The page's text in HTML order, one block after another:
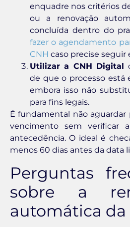
enquadre nos critérios
ou a renovação
concluída dentro do
fazer o agendamento
CNH caso precise seguir
Utilizar a CNH Digital
de que o processo está
embora isso não
para fins legais.
É fundamental não aguardar
vencimento sem verificar
antecedência. O ideal é
menos 60 dias antes da data
Perguntas
sobre a
automática da